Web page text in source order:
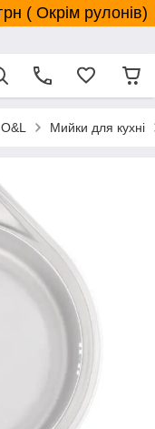
( Окрім рулонів)
Мийки для кухні